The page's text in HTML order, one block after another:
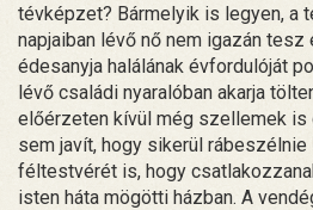
tévképzet? Bármelyik is legyen, a
napjaiban lévő nő nem igazán tesz
édesanyja halálának évfordulóját
lévő családi nyaralóban akarja
előérzeten kívül még szellemek is
sem javít, hogy sikerül
féltestvérét is, hogy
isten háta mögötti házban. A